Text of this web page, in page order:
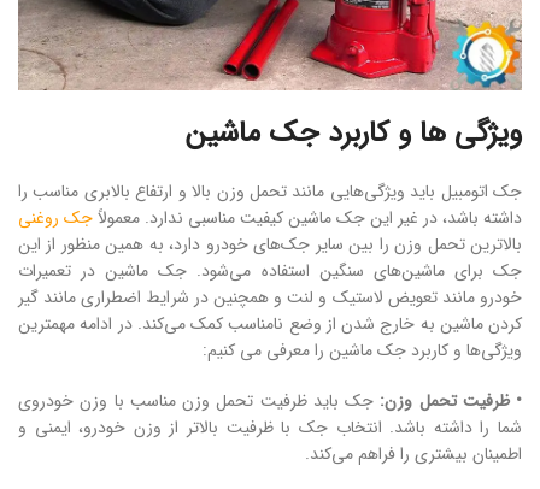
ویژگی ها و کاربرد جک ماشین
جک اتومبیل باید ویژگی‌هایی مانند تحمل وزن بالا و ارتفاع بالابری مناسب را
داشته باشد، در غیر این جک ماشین کیفیت مناسبی ندارد. معمولاًجک روغنی
بالاترین تحمل وزن را بین سایر جک‌های خودرو دارد، به ‌همین منظور از این
جک برای ماشین‌های سنگین استفاده می‌شود. جک ماشین در تعمیرات
خودرو مانند تعویض لاستیک و لنت و همچنین در شرایط اضطراری مانند گیر
کردن ماشین به خارج شدن از وضع نامناسب کمک می‌کند. در ادامه مهمترین
ویژگی‌ها و کاربرد جک ماشین را معرفی می کنیم:
• ظرفیت تحمل وزن: جک باید ظرفیت تحمل وزن مناسب با وزن خودروی
شما را داشته باشد. انتخاب جک با ظرفیت بالاتر از وزن خودرو، ایمنی و
اطمینان بیشتری را فراهم می‌کند.